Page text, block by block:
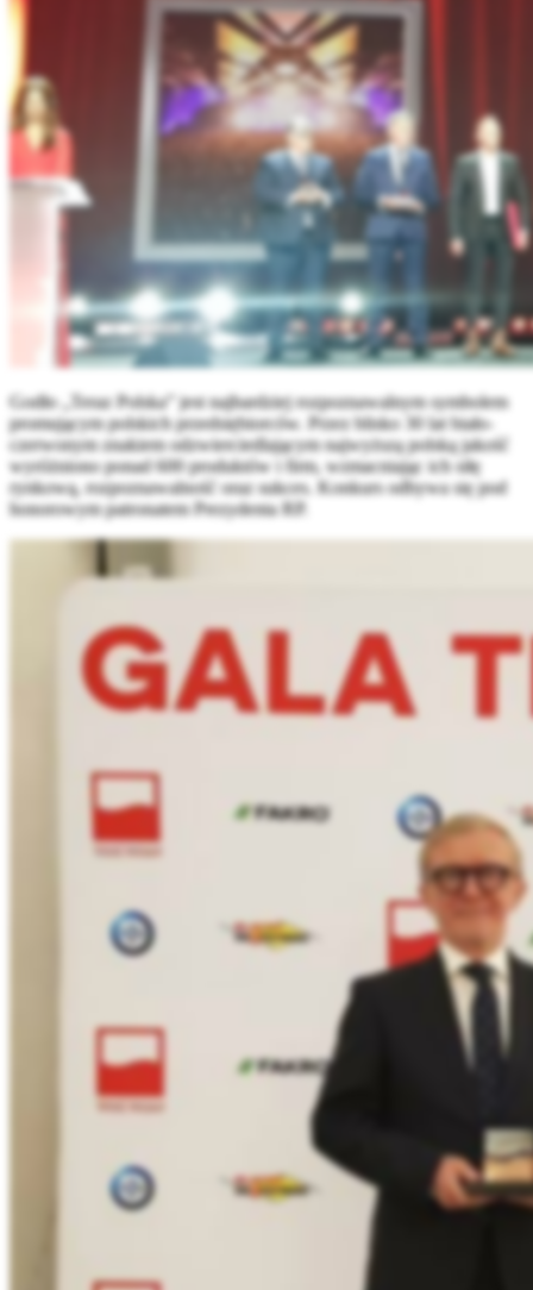
Godło „Teraz Polska” jest najbardziej rozpoznawalnym symbolem
promującym polskich przedsiębiorców. Przez blisko 30 lat biało-
czerwonym znakiem odzwierciedlającym najwyższą polską jakość
wyróżniono ponad 600 produktów i firm, wzmacniając ich siłę
rynkową, rozpoznawalność oraz sukces. Konkurs odbywa się pod
honorowym patronatem Prezydenta RP.